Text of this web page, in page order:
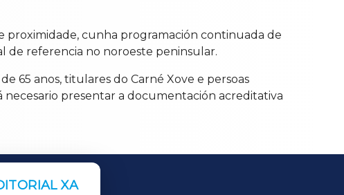
proximidade, cunha programación continuada de
de referencia no noroeste peninsular.
65 anos, titulares do Carné Xove e persoas
necesario presentar a documentación acreditativa
XA